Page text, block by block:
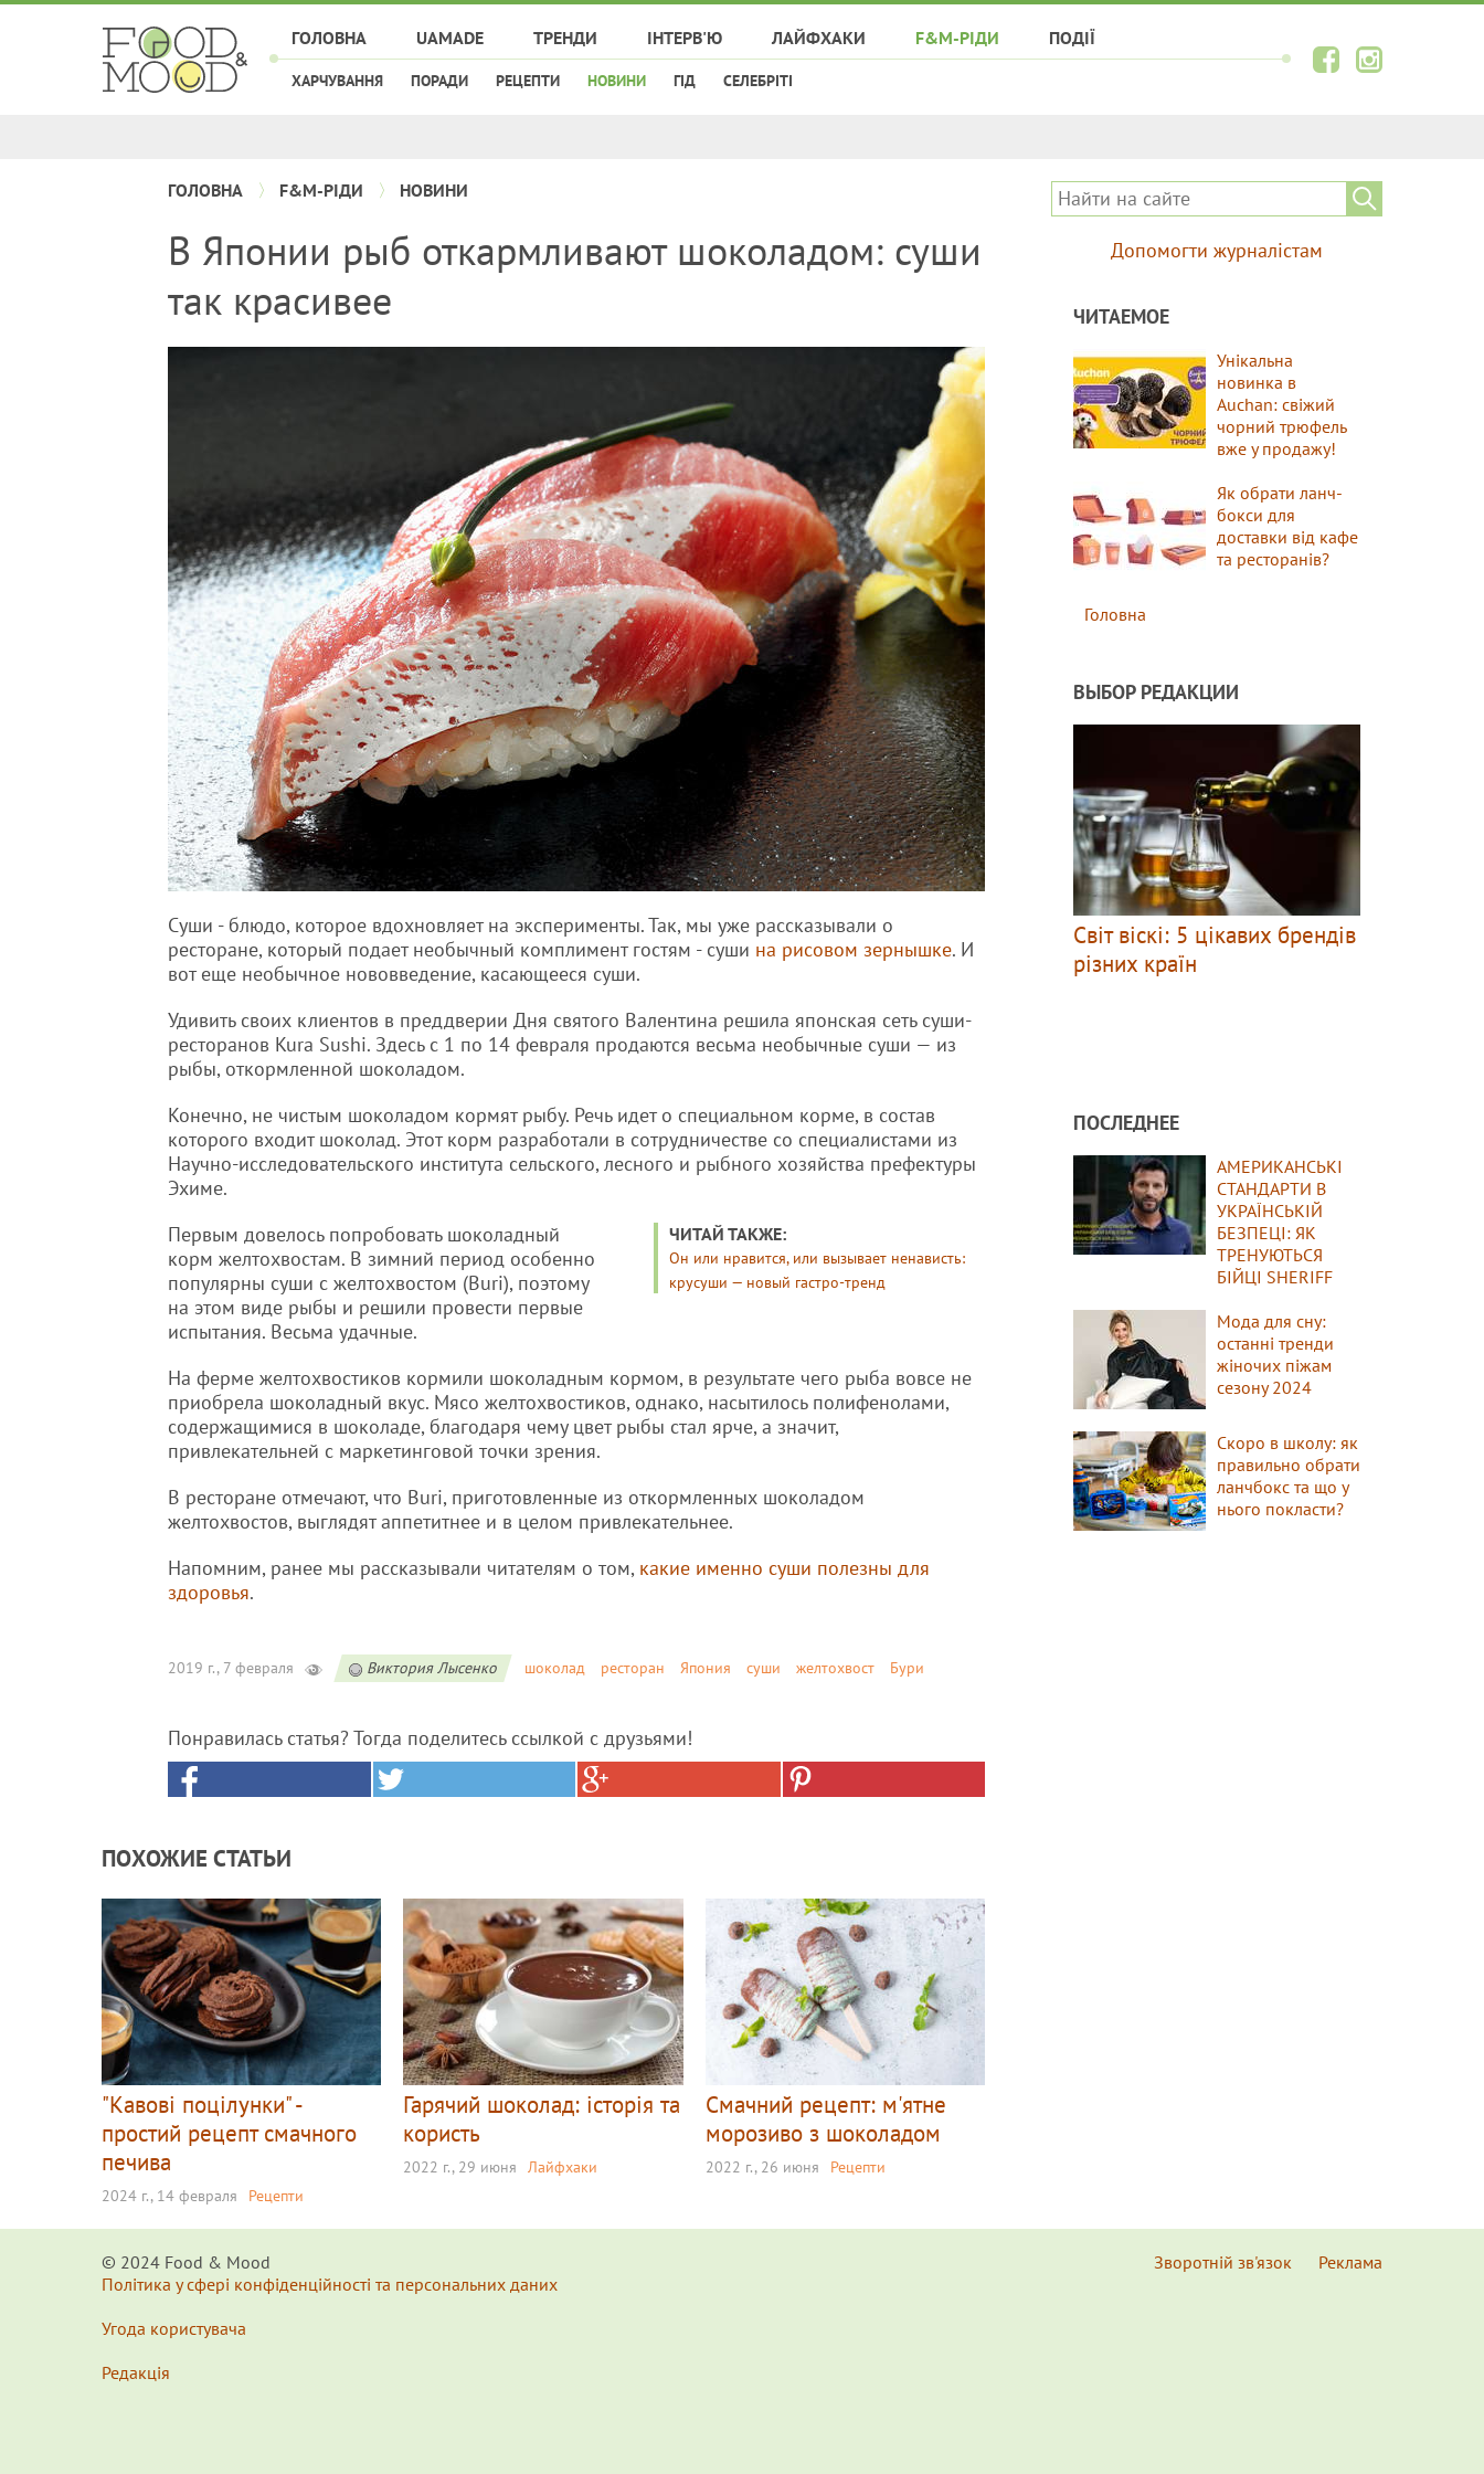
ГОЛОВНА UAMADE ТРЕНДИ ІНТЕРВ'Ю ЛАЙФХАКИ F&M-РІДИ
ХАРЧУВАННЯ ПОРАДИ РЕЦЕПТИ НОВИНИ ГІД СЕЛЕБРІТІ
ПОДІЇ
ГОЛОВНА F&M-РІДИ НОВИНИ
В Японии рыб откармливают шоколадом: суши
так красивее
Суши - блюдо, которое вдохновляет на эксперименты. Так, мы уже рассказывали о
ресторане, который подает необычный комплимент гостям - суши на рисовом зернышке. И
вот еще необычное нововведение, касающееся суши.
Удивить своих клиентов в преддверии Дня святого Валентина решила японская сеть суши-
ресторанов Kura Sushi. Здесь с 1 по 14 февраля продаются весьма необычные суши — из
рыбы, откормленной шоколадом.
Конечно, не чистым шоколадом кормят рыбу. Речь идет о специальном корме, в состав
которого входит шоколад. Этот корм разработали в сотрудничестве со специалистами из
Научно-исследовательского института сельского, лесного и рыбного хозяйства префектуры
Эхиме.
ЧИТАЙ ТАКЖЕ:
Он или нравится, или вызывает ненависть:
крусуши — новый гастро-тренд
Первым довелось попробовать шоколадный
корм желтохвостам. В зимний период особенно
популярны суши с желтохвостом (Buri), поэтому
на этом виде рыбы и решили провести первые
испытания. Весьма удачные.
На ферме желтохвостиков кормили шоколадным кормом, в результате чего рыба вовсе не
приобрела шоколадный вкус. Мясо желтохвостиков, однако, насытилось полифенолами,
содержащимися в шоколаде, благодаря чему цвет рыбы стал ярче, а значит,
привлекательней с маркетинговой точки зрения.
В ресторане отмечают, что Buri, приготовленные из откормленных шоколадом
желтохвостов, выглядят аппетитнее и в целом привлекательнее.
Напомним, ранее мы рассказывали читателям о том, какие именно суши полезны для
здоровья.
2019 г., 7 февраля Виктория Лысенко шоколад ресторан Япония суши желтохвост Бури
Понравилась статья? Тогда поделитесь ссылкой с друзьями!
ПОХОЖИЕ СТАТЬИ
"Кавові поцілунки" -
простий рецепт смачного
печива
2024 г., 14 февраля Рецепти
Гарячий шоколад: історія та
користь
2022 г., 29 июня Лайфхаки
Смачний рецепт: м'ятне
морозиво з шоколадом
2022 г., 26 июня Рецепти
Допомогти журналістам
ЧИТАЕМОЕ
Унікальна
новинка в
Auchan: свіжий
чорний трюфель
вже у продажу!
Як обрати ланч-
бокси для
доставки від кафе
та ресторанів?
Головна
ВЫБОР РЕДАКЦИИ
Світ віскі: 5 цікавих брендів
різних країн
ПОСЛЕДНЕЕ
АМЕРИКАНСЬКІ
СТАНДАРТИ В
УКРАЇНСЬКІЙ
БЕЗПЕЦІ: ЯК
ТРЕНУЮТЬСЯ
БІЙЦІ SHERIFF
Мода для сну:
останні тренди
жіночих піжам
сезону 2024
Скоро в школу: як
правильно обрати
ланчбокс та що у
нього покласти?
© 2024 Food & Мood
Політика у сфері конфіденційності та персональних даних
Угода користувача
Редакція
Зворотній зв'язок Реклама